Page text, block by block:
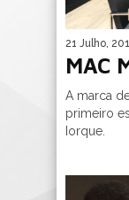
21 Julho,
MAC
A marca
primeiro
Iorque.